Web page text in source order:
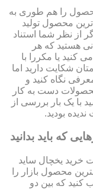
محصول را هم طوری به
محصول تولید
از نظر شما استناد
هستید که هر
کنید یا مکررا با
شکایت دارید اما
نگاه کنید و
دست به کار
با یک بار بررسی از
بودید.
که باید بدانید
خرید یخچال ساید
محصول بازار را
کنید که بین دو